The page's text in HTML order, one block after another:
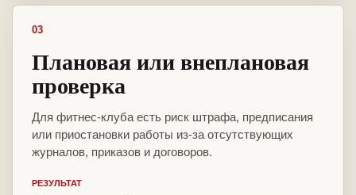
03
Плановая или внеплановая
проверка
Для фитнес-клуба есть риск штрафа, предписания
или приостановки работы из-за отсутствующих
журналов, приказов и договоров.
РЕЗУЛЬТАТ